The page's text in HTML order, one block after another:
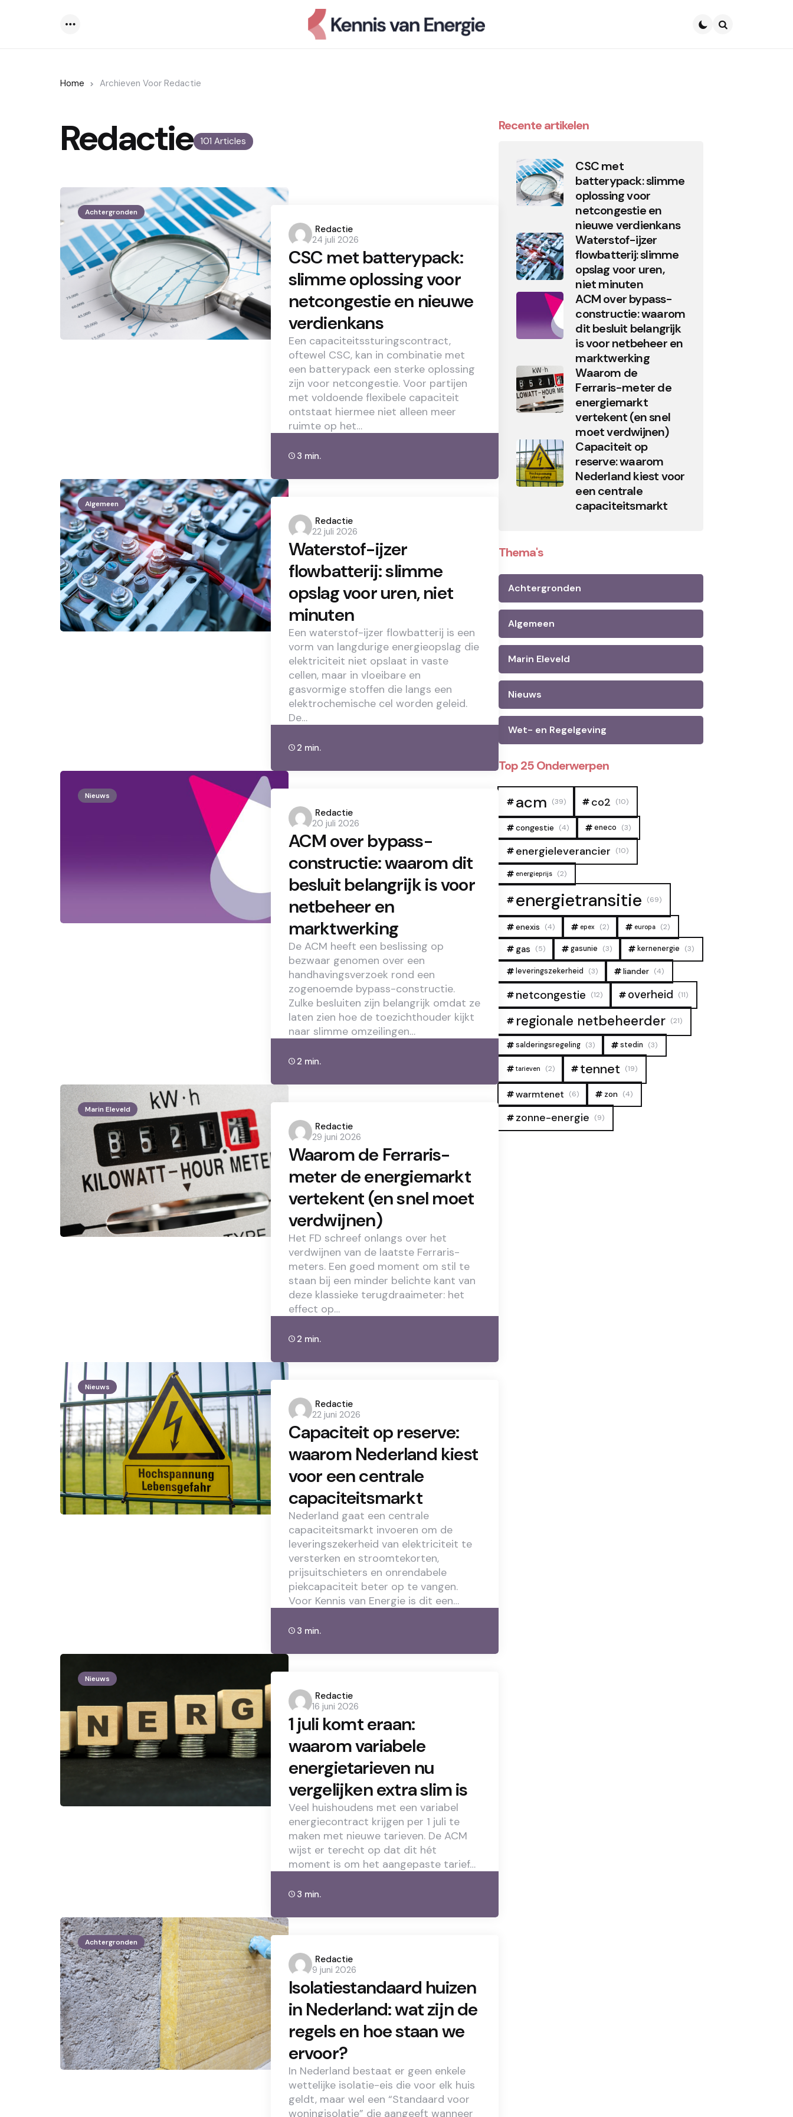
Home Archieven Voor Redactie
101 Articles
Redactie
Achtergronden
Posted
by
Redactie
24 juli 2026
CSC met batterypack:
slimme oplossing voor
netcongestie en nieuwe
verdienkans
Een capaciteitssturingscontract,
oftewel CSC, kan in combinatie met
een batterypack een sterke oplossing
zijn voor netcongestie. Voor partijen
met voldoende flexibele capaciteit
ontstaat hiermee niet alleen meer
ruimte op het…
3 min.
Algemeen
Posted
by
Redactie
22 juli 2026
Waterstof-ijzer
flowbatterij: slimme
opslag voor uren, niet
minuten
Een waterstof-ijzer flowbatterij is een
vorm van langdurige energieopslag die
elektriciteit niet opslaat in vaste
cellen, maar in vloeibare en
gasvormige stoffen die langs een
elektrochemische cel worden geleid.
De…
2 min.
Nieuws
Posted
by
Redactie
20 juli 2026
ACM over bypass-
constructie: waarom dit
besluit belangrijk is voor
netbeheer en
marktwerking
De ACM heeft een beslissing op
bezwaar genomen over een
handhavingsverzoek rond een
zogenoemde bypass-constructie.
Zulke besluiten zijn belangrijk omdat ze
laten zien hoe de toezichthouder kijkt
naar slimme omzeilingen…
2 min.
Marin Eleveld
Posted
by
Redactie
29 juni 2026
Waarom de Ferraris-
meter de energiemarkt
vertekent (en snel moet
verdwijnen)
Het FD schreef onlangs over het
verdwijnen van de laatste Ferraris-
meters. Een goed moment om stil te
staan bij een minder belichte kant van
deze klassieke terugdraaimeter: het
effect op…
2 min.
Nieuws
Posted
by
Redactie
22 juni 2026
Capaciteit op reserve:
waarom Nederland kiest
voor een centrale
capaciteitsmarkt
Nederland gaat een centrale
capaciteitsmarkt invoeren om de
leveringszekerheid van elektriciteit te
versterken en stroomtekorten,
prijsuitschieters en onrendabele
piekcapaciteit beter op te vangen.
Voor Kennis van Energie is dit een…
3 min.
Nieuws
Posted
by
Redactie
16 juni 2026
1 juli komt eraan:
waarom variabele
energietarieven nu
vergelijken extra slim is
Veel huishoudens met een variabel
energiecontract krijgen per 1 juli te
maken met nieuwe tarieven. De ACM
wijst er terecht op dat dit hét
moment is om het aangepaste tarief…
3 min.
Achtergronden
Posted
by
Redactie
9 juni 2026
Isolatiestandaard huizen
in Nederland: wat zijn de
regels en hoe staan we
ervoor?
In Nederland bestaat er geen enkele
wettelijke isolatie-eis die voor elk huis
geldt, maar wel een “Standaard voor
woningisolatie” die aangeeft wanneer
Recente artikelen
CSC met
batterypack: slimme
oplossing voor
netcongestie en
nieuwe verdienkans
Waterstof-ijzer
flowbatterij: slimme
opslag voor uren,
niet minuten
ACM over bypass-
constructie: waarom
dit besluit belangrijk
is voor netbeheer en
marktwerking
Waarom de
Ferraris-meter de
energiemarkt
vertekent (en snel
moet verdwijnen)
Capaciteit op
reserve: waarom
Nederland kiest voor
een centrale
capaciteitsmarkt
Thema's
Achtergronden
Algemeen
Marin Eleveld
Nieuws
Wet- en Regelgeving
Top 25 Onderwerpen
acm (39) co2 (10)
congestie (4) eneco (3)
energieleverancier (10)
energieprijs (2)
energietransitie (69)
enexis (4) epex (2) europa (2)
gas (5) gasunie (3) kernenergie (3)
leveringszekerheid (3) liander (4)
netcongestie (12) overheid (11)
regionale netbeheerder (21)
salderingsregeling (3) stedin (3)
tarieven (2) tennet (19)
warmtenet (6) zon (4)
zonne-energie (9)